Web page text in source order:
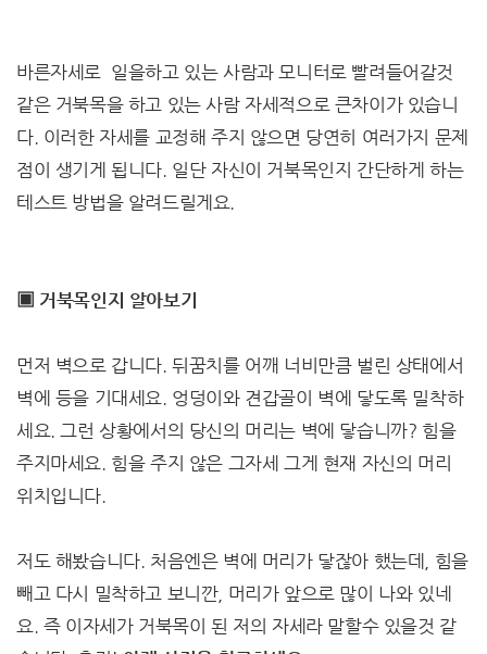
바른자세로 일을하고 있는 사람과 모니터로 빨려들어갈것
같은 거북목을 하고 있는 사람 자세적으로 큰차이가 있습니
다. 이러한 자세를 교정해 주지 않으면 당연히 여러가지 문제
점이 생기게 됩니다. 일단 자신이 거북목인지 간단하게 하는
테스트 방법을 알려드릴게요.
▣ 거북목인지 알아보기
먼저 벽으로 갑니다. 뒤꿈치를 어깨 너비만큼 벌린 상태에서
벽에 등을 기대세요. 엉덩이와 견갑골이 벽에 닿도록 밀착하
세요. 그런 상황에서의 당신의 머리는 벽에 닿습니까? 힘을
주지마세요. 힘을 주지 않은 그자세 그게 현재 자신의 머리
위치입니다.
저도 해봤습니다. 처음엔은 벽에 머리가 닿잖아 했는데, 힘을
빼고 다시 밀착하고 보니깐, 머리가 앞으로 많이 나와 있네
요. 즉 이자세가 거북목이 된 저의 자세라 말할수 있을것 같